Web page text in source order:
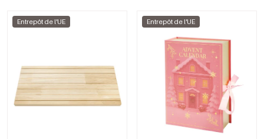
Entrepôt de l'UE Entrepôt de l'UE